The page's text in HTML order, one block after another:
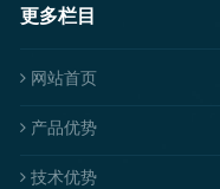
更多栏目
网站首页
产品优势
技术优势